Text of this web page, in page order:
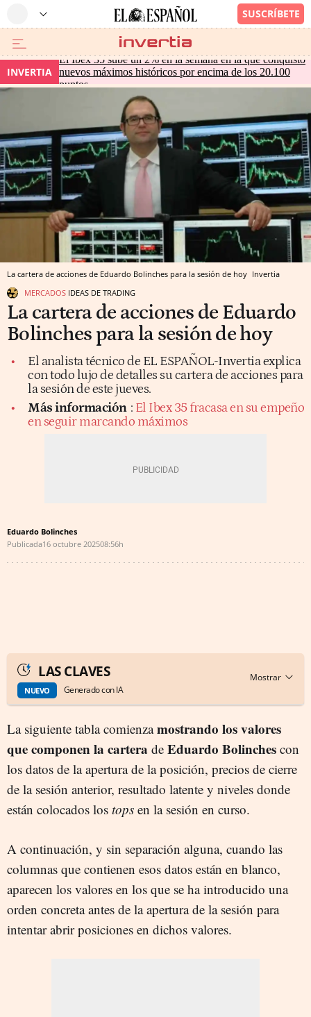
INVERTIA
El Ibex 35 sube un 2% en la semana en la que conquistó
nuevos máximos históricos por encima de los 20.100
puntos
La cartera de acciones de Eduardo Bolinches para la sesión de hoy Invertia
MERCADOS IDEAS DE TRADING
La cartera de acciones de Eduardo
Bolinches para la sesión de hoy
El analista técnico de EL ESPAÑOL-Invertia explica
con todo lujo de detalles su cartera de acciones para
la sesión de este jueves.
Más información : El Ibex 35 fracasa en su empeño
en seguir marcando máximos
Eduardo Bolinches
Publicada16 octubre 202508:56h
LAS CLAVES
NUEVO Generado con IA
La siguiente tabla comienzamostrando los valores
que componen la cartera de Eduardo Bolinches con
los datos de la apertura de la posición, precios de cierre
de la sesión anterior, resultado latente y niveles donde
están colocados los tops en la sesión en curso.
A continuación, y sin separación alguna, cuando las
columnas que contienen esos datos están en blanco,
aparecen los valores en los que se ha introducido una
orden concreta antes de la apertura de la sesión para
intentar abrir posiciones en dichos valores.